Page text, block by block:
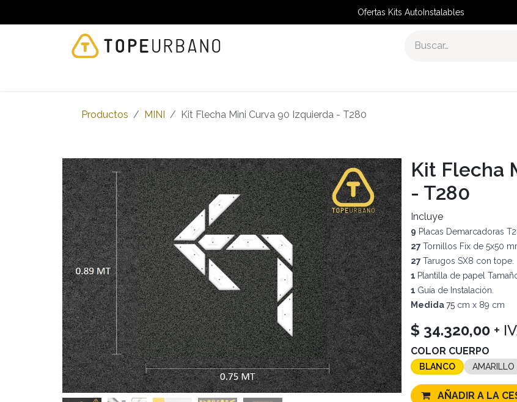
Ofertas Kits AutoInstalables
Productos MINI Kit Flecha Mini Curva 90 Izquierda - T280
Kit Flecha
- T280
Incluye
9 Placas Demarcadoras
27Tornillos Fix de 5x50
27Tarugos SX8 con tope.
1 Plantilla de papel
1 Guía de Instalación.
Medida75 cm x 89 cm
$ 34.320,00 +
COLOR CUERPO
BLANCO AMARILLO
AÑADIR A LA